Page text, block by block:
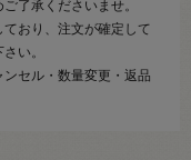
了承くださいませ。
ており、注文が確定して
い。
ンセル・数量変更・返品